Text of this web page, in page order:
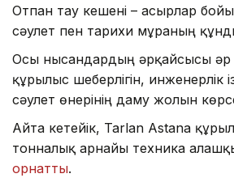
Отпан тау кешені – ғасырлар
сәулет пен тарихи мұраның құнды
Осы нысандардың әрқайсысы әр
құрылыс шеберлігін, инженерлік
сәулет өнерінің даму жолын
Айта кетейік, Tarlan Astana
тонналық арнайы техника
орнатты.